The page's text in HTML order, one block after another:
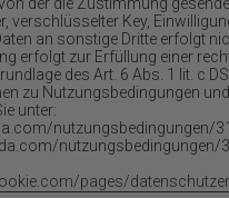
verschlüsselter Key,
an sonstige Dritte erfolgt
erfolgt zur Erfüllung einer
des Art. 6 Abs. 1 lit. c
zu Nutzungsbedingungen
unter:
nutzungsbedingungen/
nutzungsbedingungen/
pages/